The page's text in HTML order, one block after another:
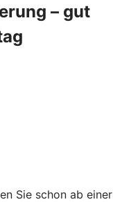
– gut
Sie schon ab einer